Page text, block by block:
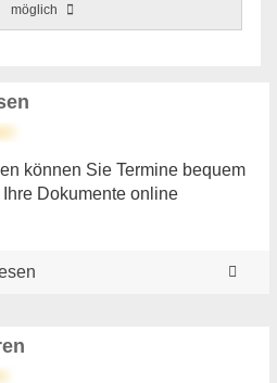
möglich
können Sie Termine bequem
Dokumente online